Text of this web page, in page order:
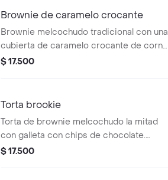
Brownie de caramelo crocante
Brownie melcochudo tradicional con una
cubierta de caramelo crocante de corn
flakes. tamaño a elección
$ 17.500
Torta brookie
Torta de brownie melcochudo la mitad
con galleta con chips de chocolate.
tamaño a elección.
$ 17.500